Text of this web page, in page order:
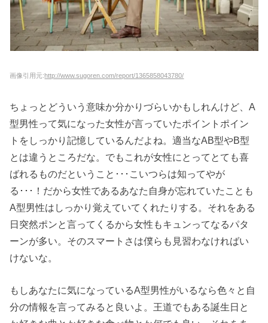
画像引用元:http://www.sugoren.com/report/1365858043780/
ちょっとどういう意味か分かりづらいかもしれんけど、A
型男性って気になった女性が言っていたポイントポイン
トをしっかり記憶しているんだよね。適当なAB型やB型
とは違うところだな。でもこれが女性にとってとても喜
ばれるものだということ･･･こいつらは知ってやが
る･･･！だから女性であるあなた自身が忘れていたことも
A型男性はしっかり覚えていてくれたりする。それをある
日突然ポンと言ってくるから女性もキュンってなるパタ
ーンが多い。そのスマートさは僕らも見習わなければい
けないな。
もしあなたに気になっているA型男性がいるなら色々と自
分の情報を言ってみると良いよ。王道でもある誕生日と